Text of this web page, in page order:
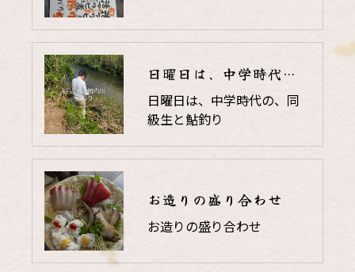
日曜日は、中学時代の、同級生と鮎釣り
日曜日は、中学時代の、同
級生と鮎釣り
お造りの盛り合わせ
お造りの盛り合わせ